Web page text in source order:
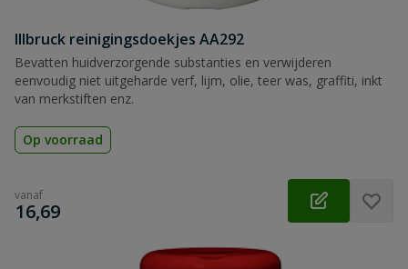
Illbruck reinigingsdoekjes AA292
Bevatten huidverzorgende substanties en verwijderen
eenvoudig niet uitgeharde verf, lijm, olie, teer was, graffiti, inkt
van merkstiften enz.
Op voorraad
vanaf
€
16,69